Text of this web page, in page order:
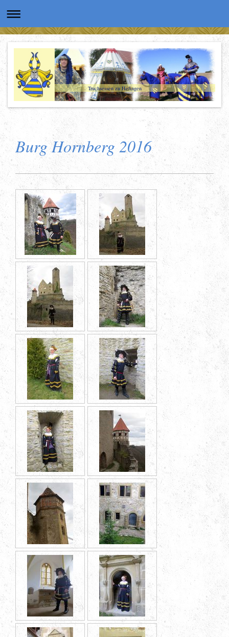
Truchsessen zu Hefingen
Burg Hornberg 2016